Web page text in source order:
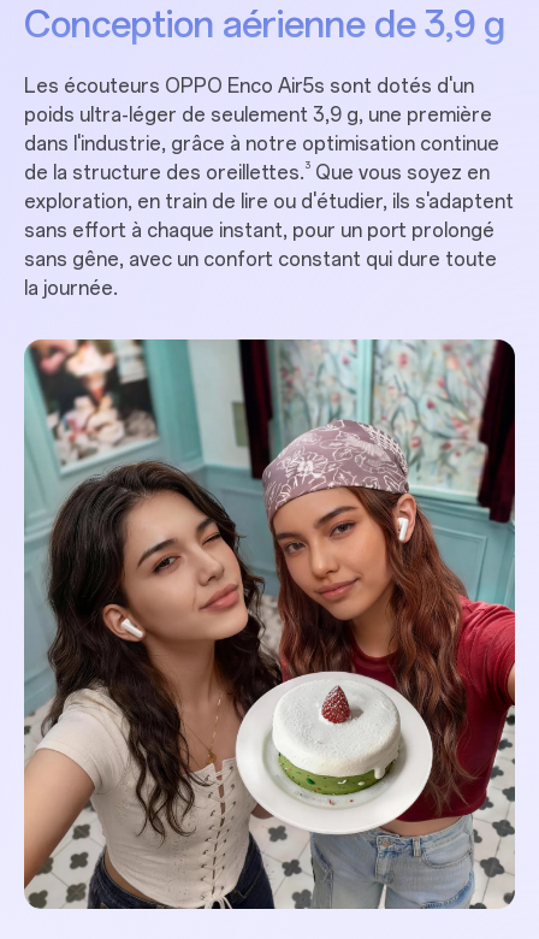
Conception aérienne de 3,9 g
Les écouteurs OPPO Enco Air5s sont dotés d'un
poids ultra-léger de seulement 3,9 g, une première
dans l'industrie, grâce à notre optimisation continue
de la structure des oreillettes. 3Que vous soyez en
exploration, en train de lire ou d'étudier, ils s'adaptent
sans effort à chaque instant, pour un port prolongé
sans gêne, avec un confort constant qui dure toute
la journée.